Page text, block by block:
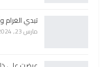
تبدي
مارس 23, 2024